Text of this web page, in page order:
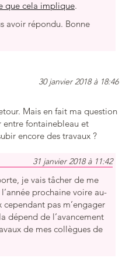
que cela implique.
avoir répondu. Bonne
30 janvier 2018 à 18:46
Mais en fait ma question
entre fontainebleau et
encore des travaux ?
31 janvier 2018 à 11:42
je vais tâcher de me
prochaine voire au-
cependant pas m’engager
dépend de l’avancement
de mes collègues de